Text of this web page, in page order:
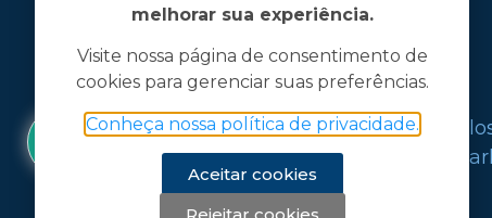
Jose Linhares Jr é maranhense.
Formado em Jornalismo, estudou
graduações em ciência política e
melhorar sua experiência.
Visite nossa página de consentimento de
cookies para gerenciar suas preferências.
Conheça nossa política de privacidade.
Aceitar cookies